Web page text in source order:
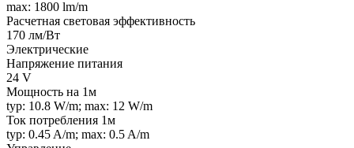
max: 1800 lm/m
Расчетная световая эффективность
170 лм/Вт
Электрические
Напряжение питания
24 V
Мощность на 1м
typ: 10.8 W/m; max: 12 W/m
Ток потребления 1м
typ: 0.45 A/m; max: 0.5 A/m